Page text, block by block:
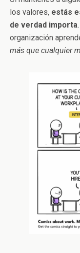
los valores, estás
de verdad importa
organización
más que cualquier